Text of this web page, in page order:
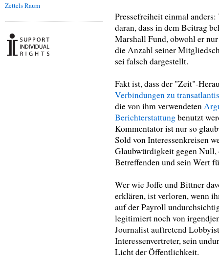
Zettels Raum
Pressefreiheit einmal
daran, dass in dem Beitrag
Marshall Fund, obwohl er
die Anzahl seiner
sei falsch dargestellt.
Fakt ist, dass der "Zeit"-
Verbindungen zu
die von ihm verwendeten
Berichterstattungbenutzt
Kommentator ist nur so
Sold von Interessenkreisen
Glaubwürdigkeit gegen
Betreffenden und sein Wert
Wer wie Joffe und Bittner
erklären, ist verloren, wenn
auf der Payroll
legitimiert noch von
Journalist auftretend
Interessenvertreter, sein
Licht der Öffentlichkeit.